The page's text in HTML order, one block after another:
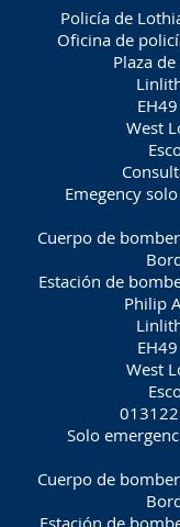
Policía de
Oficina de
Plaza
West
Emegency
Cuerpo de
Estación de
Philip
West
Solo
Cuerpo de
Estación de